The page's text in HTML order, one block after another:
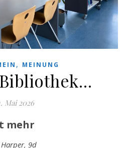
, MEINUNG
Mai 2026
mehr
9d